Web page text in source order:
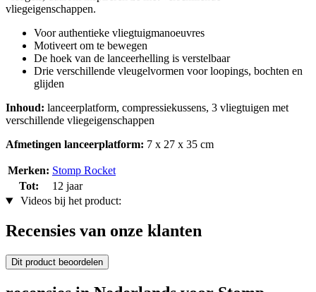
vliegeigenschappen.
Voor authentieke vliegtuigmanoeuvres
Motiveert om te bewegen
De hoek van de lanceerhelling is verstelbaar
Drie verschillende vleugelvormen voor loopings, bochten en
glijden
Inhoud: lanceerplatform, compressiekussens, 3 vliegtuigen met
verschillende vliegeigenschappen
Afmetingen lanceerplatform: 7 x 27 x 35 cm
Merken: Stomp Rocket
Tot:
12 jaar
Videos bij het product:
Recensies van onze klanten
Dit product beoordelen